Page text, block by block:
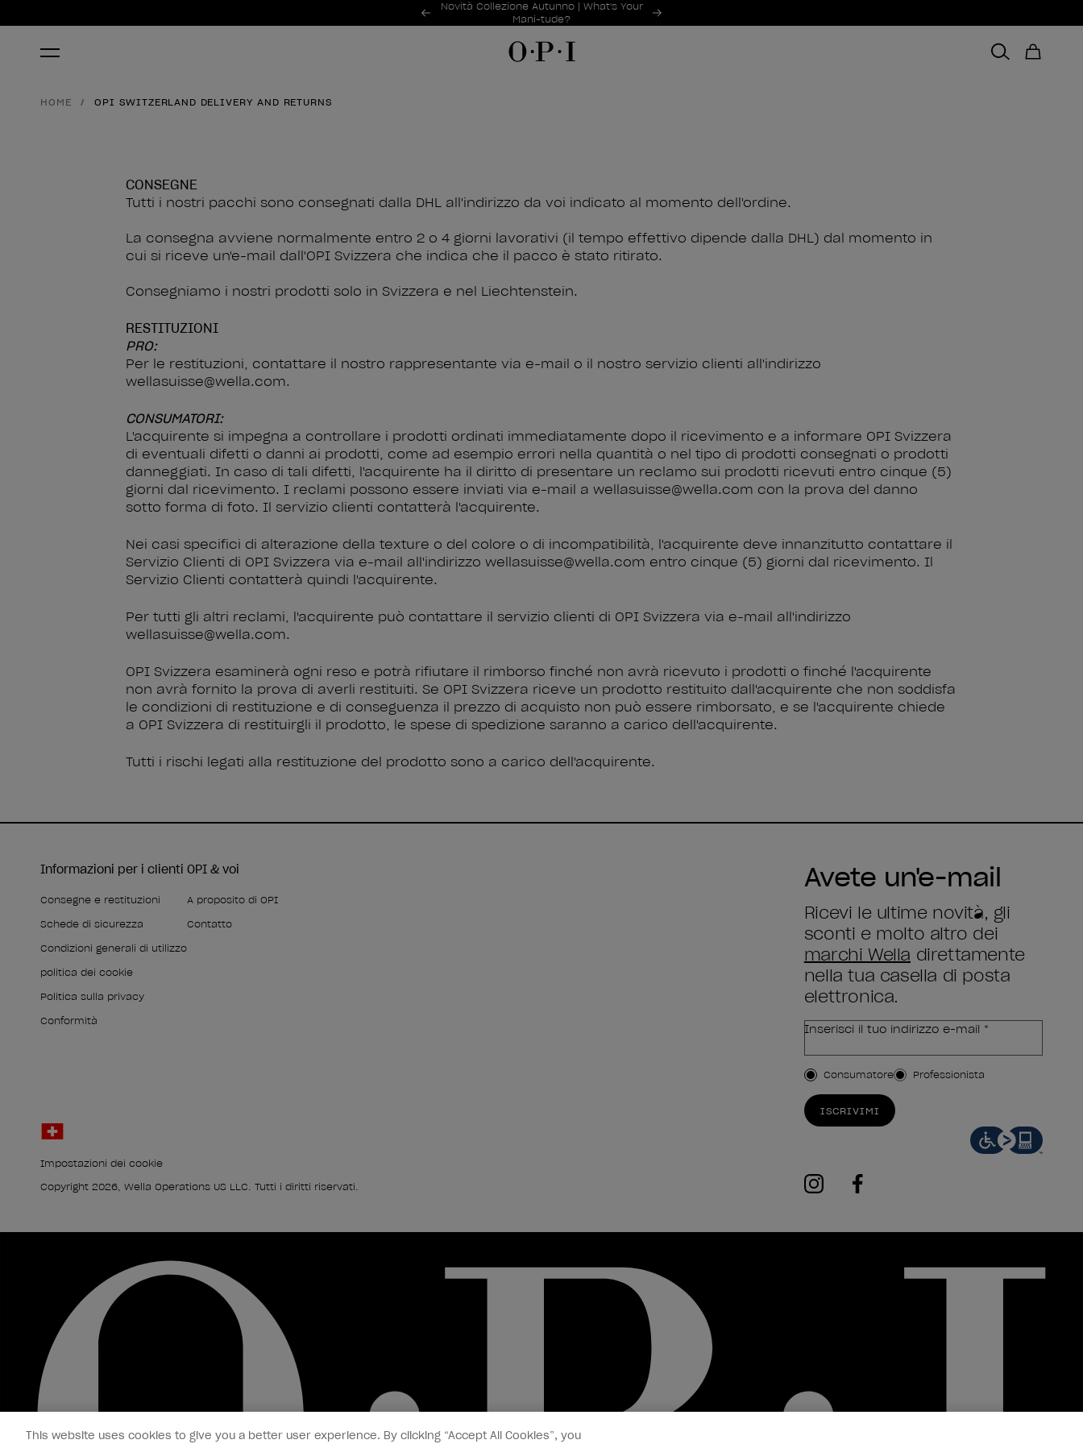
Offerte promozionali
Novità Collezione Autunno | What's Your
Mani-tude?
Item 1 of 2
HOME OPI SWITZERLAND DELIVERY AND RETURNS
CONSEGNE
Tutti i nostri pacchi sono consegnati dalla DHL all'indirizzo da voi indicato al momento dell'ordine.
La consegna avviene normalmente entro 2 o 4 giorni lavorativi (il tempo effettivo dipende dalla DHL) dal momento in
cui si riceve un'e-mail dall'OPI Svizzera che indica che il pacco è stato ritirato.
Consegniamo i nostri prodotti solo in Svizzera e nel Liechtenstein.
RESTITUZIONI
PRO:
Per le restituzioni, contattare il nostro rappresentante via e-mail o il nostro servizio clienti all'indirizzo
wellasuisse@wella.com.
CONSUMATORI:
L'acquirente si impegna a controllare i prodotti ordinati immediatamente dopo il ricevimento e a informare OPI Svizzera
di eventuali difetti o danni ai prodotti, come ad esempio errori nella quantità o nel tipo di prodotti consegnati o prodotti
danneggiati. In caso di tali difetti, l'acquirente ha il diritto di presentare un reclamo sui prodotti ricevuti entro cinque (5)
giorni dal ricevimento. I reclami possono essere inviati via e-mail a wellasuisse@wella.com con la prova del danno
sotto forma di foto. Il servizio clienti contatterà l'acquirente.
Nei casi specifici di alterazione della texture o del colore o di incompatibilità, l'acquirente deve innanzitutto contattare il
Servizio Clienti di OPI Svizzera via e-mail all'indirizzo wellasuisse@wella.com entro cinque (5) giorni dal ricevimento. Il
Servizio Clienti contatterà quindi l'acquirente.
Per tutti gli altri reclami, l'acquirente può contattare il servizio clienti di OPI Svizzera via e-mail all'indirizzo
wellasuisse@wella.com.
OPI Svizzera esaminerà ogni reso e potrà rifiutare il rimborso finché non avrà ricevuto i prodotti o finché l'acquirente
non avrà fornito la prova di averli restituiti. Se OPI Svizzera riceve un prodotto restituito dall'acquirente che non soddisfa
le condizioni di restituzione e di conseguenza il prezzo di acquisto non può essere rimborsato, e se l'acquirente chiede
a OPI Svizzera di restituirgli il prodotto, le spese di spedizione saranno a carico dell'acquirente.
Tutti i rischi legati alla restituzione del prodotto sono a carico dell'acquirente.
Informazioni per i clienti
Consegne e restituzioni
Schede di sicurezza
Condizioni generali di utilizzo
politica dei cookie
Politica sulla privacy
Conformità
OPI & voi
A proposito di OPI
Contatto
Impostazioni dei cookie
Copyright 2026, Wella Operations US LLC. Tutti i diritti riservati.
Avete un'e-mail
Ricevi le ultime novità, gli
sconti e molto altro dei
marchi Wella direttamente
nella tua casella di posta
elettronica.
Inserisci il tuo indirizzo e-mail *
Tipo di cliente
Consumatore Professionista
ISCRIVIMI
This website uses cookies to give you a better user experience. By clicking “Accept All Cookies”, you